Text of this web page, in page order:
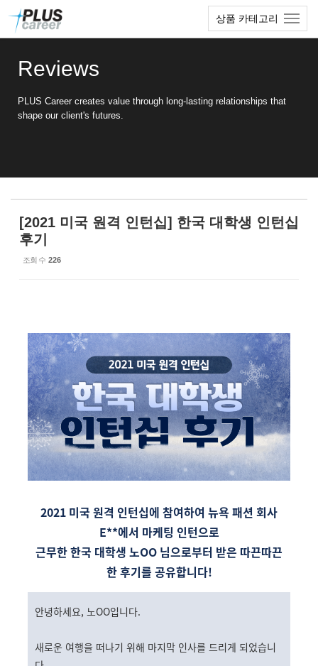
상품 카테고리
Reviews
PLUS Career creates value through long-lasting relationships that
shape our client's futures.
[2021 미국 원격 인턴십] 한국 대학생 인턴십
후기
조회 수 226
2021 미국 원격 인턴십에 참여하여 뉴욕 패션 회사
E**에서 마케팅 인턴으로
근무한한국 대학생 노OO 님으로부터 받은 따끈따끈
한 후기를 공유합니다!
안녕하세요, 노OO입니다.
새로운 여행을 떠나기 위해 마지막 인사를 드리게 되었습니